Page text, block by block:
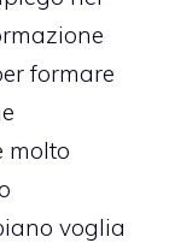
formare
molto
voglia